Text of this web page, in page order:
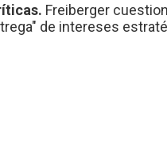
Freiberger
de intereses